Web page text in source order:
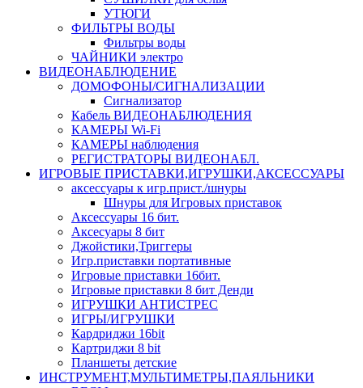
УТЮГИ
ФИЛЬТРЫ ВОДЫ
Фильтры воды
ЧАЙНИКИ электро
ВИДЕОНАБЛЮДЕНИЕ
ДОМОФОНЫ/СИГНАЛИЗАЦИИ
Сигнализатор
Кабель ВИДЕОНАБЛЮДЕНИЯ
КАМЕРЫ Wi-Fi
КАМЕРЫ наблюдения
РЕГИСТРАТОРЫ ВИДЕОНАБЛ.
ИГРОВЫЕ ПРИСТАВКИ,ИГРУШКИ,АКСЕССУАРЫ
аксесcуары к игр.прист./шнуры
Шнуры для Игровых приставок
Аксессуары 16 бит.
Аксесуары 8 бит
Джойстики,Триггеры
Игр.приставки портативные
Игровые приставки 16бит.
Игровые приставки 8 бит Денди
ИГРУШКИ АНТИСТРЕС
ИГРЫ/ИГРУШКИ
Кардриджи 16bit
Картриджи 8 bit
Планшеты детские
ИНСТРУМЕНТ,МУЛЬТИМЕТРЫ,ПАЯЛЬНИКИ